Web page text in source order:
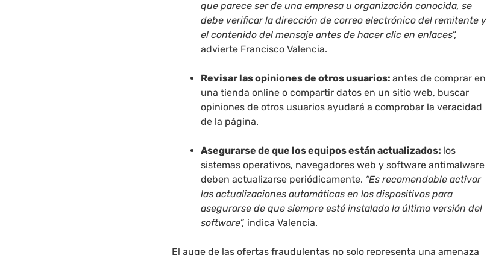
que parece ser de una empresa u organización conocida, se
debe verificar la dirección de correo electrónico del remitente y
el contenido del mensaje antes de hacer clic en enlaces”,
advierte Francisco Valencia.
Revisar las opiniones de otros usuarios:antes de comprar en
una tienda online o compartir datos en un sitio web, buscar
opiniones de otros usuarios ayudará a comprobar la veracidad
de la página.
Asegurarse de que los equipos están actualizados: los
sistemas operativos, navegadores web y software antimalware
deben actualizarse periódicamente. “Es recomendable activar
las actualizaciones automáticas en los dispositivos para
asegurarse de que siempre esté instalada la última versión del
software”, indica Valencia.
El auge de las ofertas fraudulentas no solo representa una amenaza